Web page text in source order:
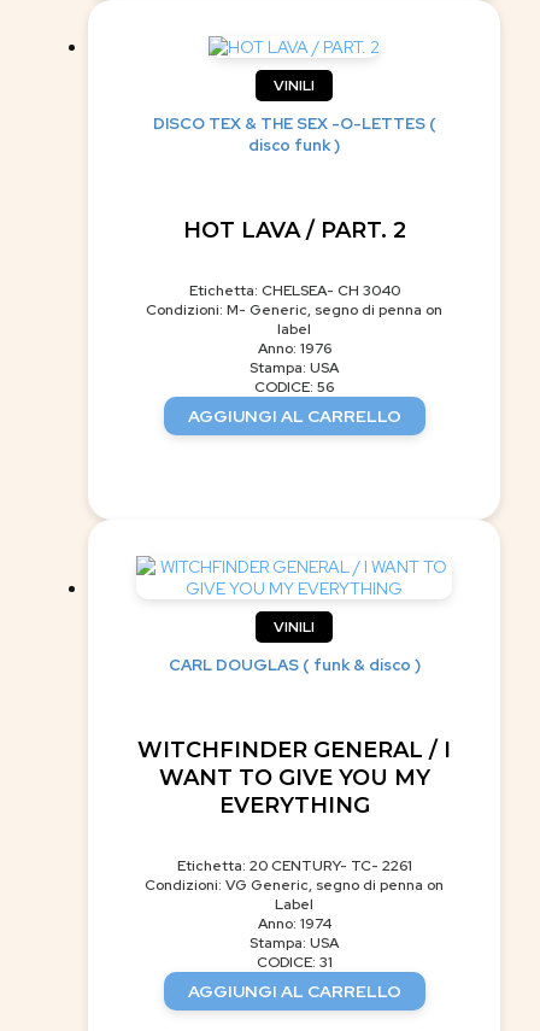
VINILI
DISCO TEX & THE SEX -O-LETTES (
disco funk )
HOT LAVA / PART. 2
Etichetta: CHELSEA- CH 3040
Condizioni: M- Generic, segno di penna on
label
Anno: 1976
Stampa: USA
CODICE: 56
AGGIUNGI AL CARRELLO
VINILI
CARL DOUGLAS ( funk & disco )
WITCHFINDER GENERAL / I
WANT TO GIVE YOU MY
EVERYTHING
Etichetta: 20 CENTURY- TC- 2261
Condizioni: VG Generic, segno di penna on
Label
Anno: 1974
Stampa: USA
CODICE: 31
AGGIUNGI AL CARRELLO